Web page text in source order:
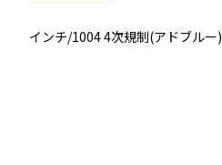
インチ/1004 4次規制(アドブルー)